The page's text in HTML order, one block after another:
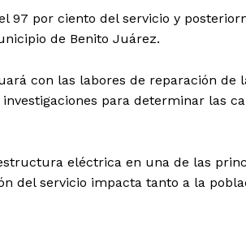
97 por ciento del servicio y
de Benito Juárez.
con las labores de reparación de
para determinar las
eléctrica en una de las
del servicio impacta tanto a la